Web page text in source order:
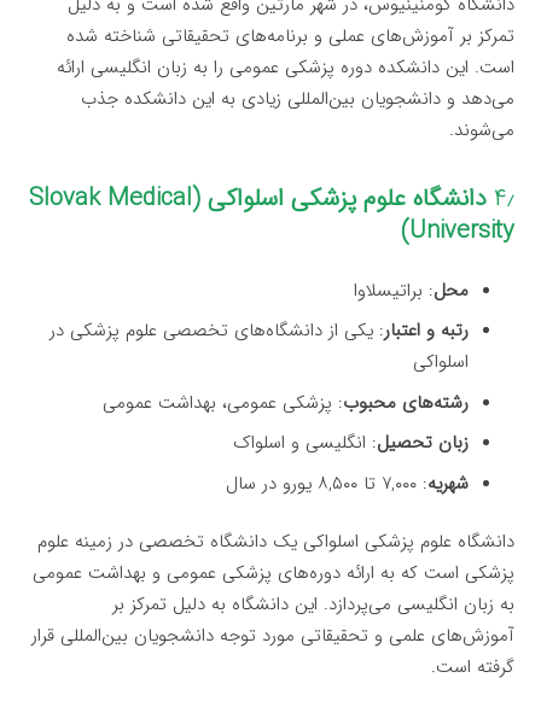
تمرکز بر آموزش‌های عملی و برنامه‌های تحقیقاتی شناخته شده
است. این دانشکده دوره پزشکی عمومی را به زبان انگلیسی ارائه
می‌دهد و دانشجویان بین‌المللی زیادی به این دانشکده جذب
می‌شوند.
۴٫
دانشگاه علوم پزشکی اسلواکی (Slovak Medical
University)
محل: براتیسلاوا
رتبه و اعتبار: یکی از دانشگاه‌های تخصصی علوم پزشکی در
اسلواکی
رشته‌های محبوب: پزشکی عمومی، بهداشت عمومی
زبان تحصیل: انگلیسی و اسلواک
شهریه: ۷,۰۰۰ تا ۸,۵۰۰ یورو در سال
دانشگاه علوم پزشکی اسلواکی یک دانشگاه تخصصی در زمینه علوم
پزشکی است که به ارائه دوره‌های پزشکی عمومی و بهداشت عمومی
به زبان انگلیسی می‌پردازد. این دانشگاه به دلیل تمرکز بر
آموزش‌های علمی و تحقیقاتی مورد توجه دانشجویان بین‌المللی قرار
گرفته است.